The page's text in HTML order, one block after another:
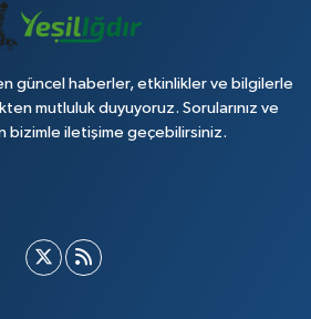
güncel haberler, etkinlikler ve bilgilerle
mutluluk duyuyoruz. Sorularınız ve
bizimle iletişime geçebilirsiniz.